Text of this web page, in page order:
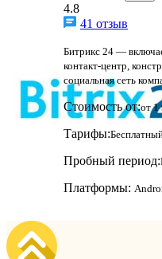
4.8
41 отзыв
Битрикс 24 —
контакт-центр,
социальная сеть
Стоимость от:от 1
Тарифы:
Пробный период:
Платформы: